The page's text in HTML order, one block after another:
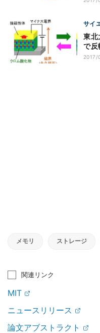
サイ
東北
で反
2017/
メモリ ストレージ
関連リンク
MIT
ニュースリリース
論文アブストラクト